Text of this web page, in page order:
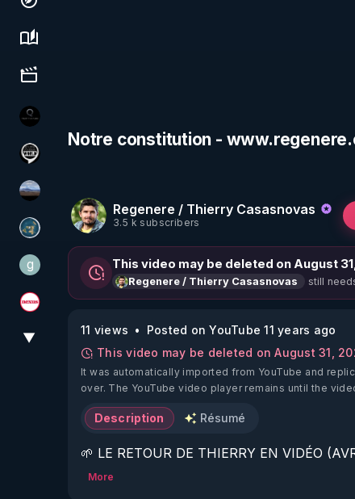
Economy, environment & technology
Science, history & spirituality
Culture, media & entertainment
La vérité
Notre Réalité Est Falsifiée Et Fausse
michel lanceur alerte
Réinformation sur le monde
ggilo59
Magazine Nexus
▼
Notre constitution -
Regenere / Thierry Casasnovas
3.5 k subscribers
This video may be deleted on August
Regenere / Thierry Casasnovas still
11 views
Posted on YouTube 11 years ago
This video may be deleted on August 31,
It was automatically imported from YouTube and
over. The YouTube video player remains until the
Description Résumé
🌱 LE RETOUR DE THIERRY EN VIDÉO
More